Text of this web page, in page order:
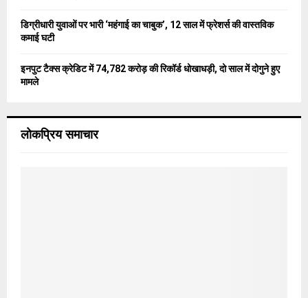
डिग्रीधारी युवाओं पर भारी ‘महंगाई का चाबुक’, 12 साल में फ्रेशर्स की वास्तविक
कमाई घटी
इनपुट टैक्स क्रेडिट में 74,782 करोड़ की रिकॉर्ड धोखाधड़ी, दो साल में दोगुने हुए
मामले
लोकप्रिय समाचार